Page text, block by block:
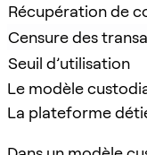
Récupération de
Censure des
Seuil d’utilisation
Le modèle
La plateforme